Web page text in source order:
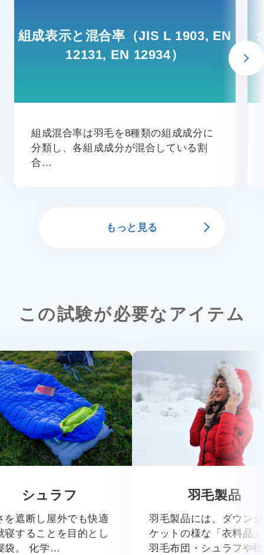
組成表示と混合率（JIS L 1903, EN
12131, EN 12934）
組成混合率は羽毛を8種類の組成成分に
分類し、各組成成分が混合している割
合…
もっと見る
この試験が必要なアイテム
シュラフ
を遮断し屋外でも快適
寝することを目的とし
袋。 化学…
羽毛製品
羽毛製品には、ダウン
ケットの様な「衣料品
羽毛布団・シュラフや